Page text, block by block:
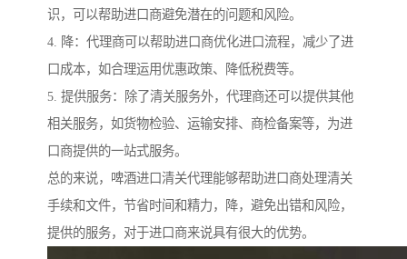
识，可以帮助进口商避免潜在的问题和风险。
4. 降：代理商可以帮助进口商优化进口流程，减少了进
口成本，如合理运用优惠政策、降低税费等。
5. 提供服务：除了清关服务外，代理商还可以提供其他
相关服务，如货物检验、运输安排、商检备案等，为进
口商提供的一站式服务。
总的来说，啤酒进口清关代理能够帮助进口商处理清关
手续和文件，节省时间和精力，降，避免出错和风险，
提供的服务，对于进口商来说具有很大的优势。